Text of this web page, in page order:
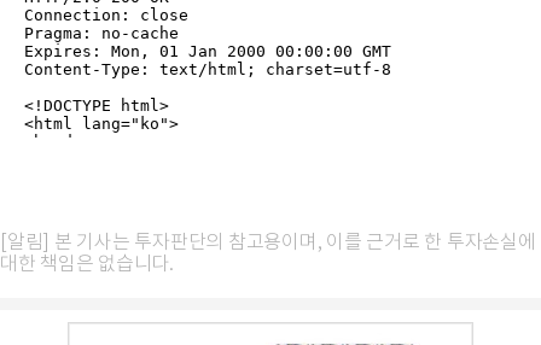
[알림] 본 기사는 투자판단의 참고용이며, 이를 근거로 한 투자손실에
대한 책임은 없습니다.